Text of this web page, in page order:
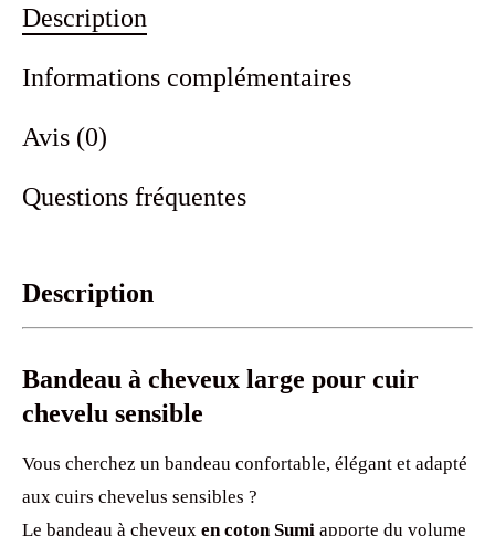
Description
Informations complémentaires
Avis (0)
Questions fréquentes
Description
Bandeau à cheveux large pour cuir
chevelu sensible
Vous cherchez un bandeau confortable, élégant et adapté
aux cuirs chevelus sensibles ?
Le bandeau à cheveux en coton Sumi apporte du volume